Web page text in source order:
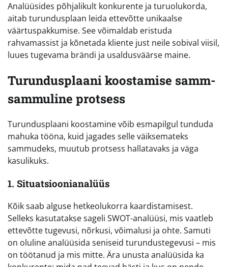
Analüüsides põhjalikult konkurente ja turuolukorda,
aitab turundusplaan leida ettevõtte unikaalse
väärtuspakkumise. See võimaldab eristuda
rahvamassist ja kõnetada kliente just neile sobival viisil,
luues tugevama brändi ja usaldusväärse maine.
Turundusplaani koostamise samm-
sammuline protsess
Turundusplaani koostamine võib esmapilgul tunduda
mahuka tööna, kuid jagades selle väiksemateks
sammudeks, muutub protsess hallatavaks ja väga
kasulikuks.
1. Situatsioonianalüüs
Kõik saab alguse hetkeolukorra kaardistamisest.
Selleks kasutatakse sageli SWOT-analüüsi, mis vaatleb
ettevõtte tugevusi, nõrkusi, võimalusi ja ohte. Samuti
on oluline analüüsida seniseid turundustegevusi – mis
on töötanud ja mis mitte. Ära unusta analüüsida ka